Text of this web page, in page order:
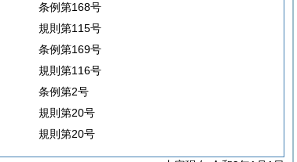
条例第168号
規則第115号
条例第169号
規則第116号
条例第2号
規則第20号
規則第20号